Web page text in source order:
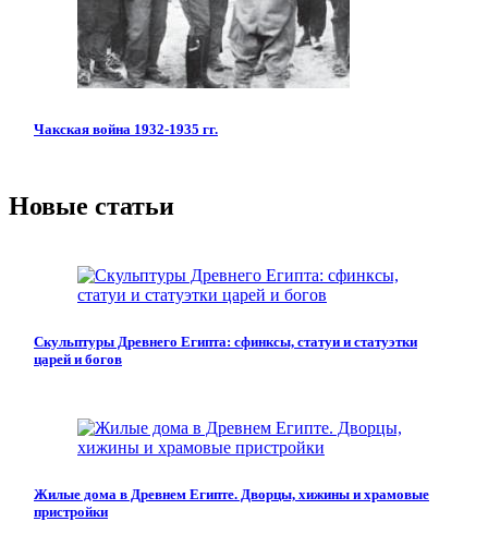
Чакская война 1932-1935 гг.
Новые статьи
Скульптуры Древнего Египта: сфинксы, статуи и статуэтки
царей и богов
Жилые дома в Древнем Египте. Дворцы, хижины и храмовые
пристройки